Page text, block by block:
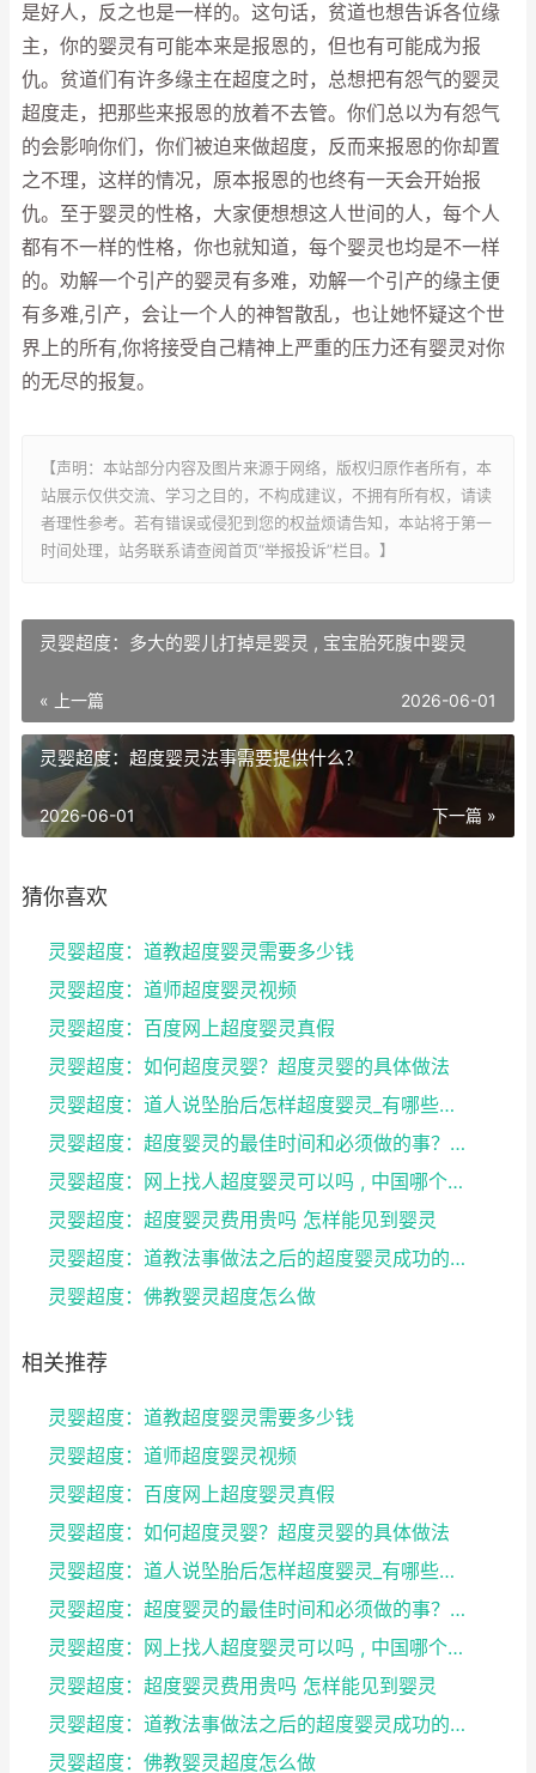
是好人，反之也是一样的。这句话，贫道也想告诉各位缘
主，你的婴灵有可能本来是报恩的，但也有可能成为报
仇。贫道们有许多缘主在超度之时，总想把有怨气的婴灵
超度走，把那些来报恩的放着不去管。你们总以为有怨气
的会影响你们，你们被迫来做超度，反而来报恩的你却置
之不理，这样的情况，原本报恩的也终有一天会开始报
仇。至于婴灵的性格，大家便想想这人世间的人，每个人
都有不一样的性格，你也就知道，每个婴灵也均是不一样
的。劝解一个引产的婴灵有多难，劝解一个引产的缘主便
有多难,引产，会让一个人的神智散乱，也让她怀疑这个世
界上的所有,你将接受自己精神上严重的压力还有婴灵对你
的无尽的报复。
【声明：本站部分内容及图片来源于网络，版权归原作者所有，本
站展示仅供交流、学习之目的，不构成建议，不拥有所有权，请读
者理性参考。若有错误或侵犯到您的权益烦请告知，本站将于第一
时间处理，站务联系请查阅首页“举报投诉”栏目。】
灵婴超度：多大的婴儿打掉是婴灵 , 宝宝胎死腹中婴灵
« 上一篇 2026-06-01
灵婴超度：超度婴灵法事需要提供什么？
下一篇 »
2026-06-01
猜你喜欢
灵婴超度：道教超度婴灵需要多少钱
灵婴超度：道师超度婴灵视频
灵婴超度：百度网上超度婴灵真假
灵婴超度：如何超度灵婴？超度灵婴的具体做法
灵婴超度：道人说坠胎后怎样超度婴灵_有哪些方法可
灵婴超度：超度婴灵的最佳时间和必须做的事？婴灵超度...
灵婴超度：网上找人超度婴灵可以吗 , 中国哪个寺庙...
灵婴超度：超度婴灵费用贵吗 怎样能见到婴灵
灵婴超度：道教法事做法之后的超度婴灵成功的征兆
灵婴超度：佛教婴灵超度怎么做
相关推荐
灵婴超度：道教超度婴灵需要多少钱
灵婴超度：道师超度婴灵视频
灵婴超度：百度网上超度婴灵真假
灵婴超度：如何超度灵婴？超度灵婴的具体做法
灵婴超度：道人说坠胎后怎样超度婴灵_有哪些方法可
灵婴超度：超度婴灵的最佳时间和必须做的事？婴灵超度...
灵婴超度：网上找人超度婴灵可以吗 , 中国哪个寺庙...
灵婴超度：超度婴灵费用贵吗 怎样能见到婴灵
灵婴超度：道教法事做法之后的超度婴灵成功的征兆
灵婴超度：佛教婴灵超度怎么做